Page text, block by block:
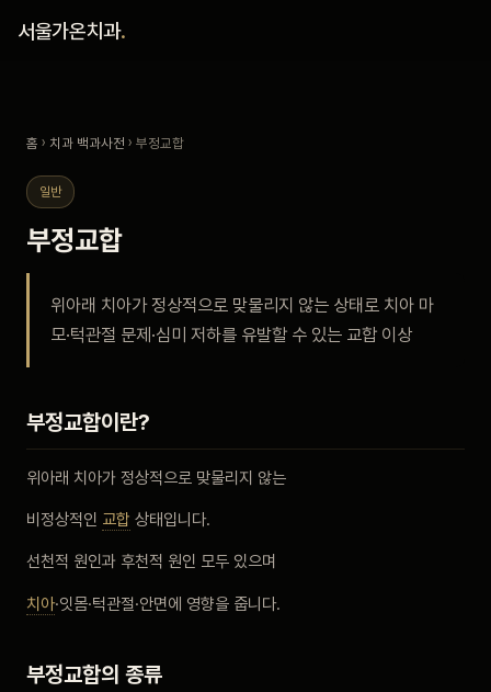
서울가온치과.
진료 안내
안내
비포 애프터
홈 › 치과 백과사전 › 부정교합
일반
부정교합
위아래 치아가 정상적으로 맞물리지 않는 상태로 치아 마
모·턱관절 문제·심미 저하를 유발할 수 있는 교합 이상
부정교합이란?
위아래 치아가 정상적으로 맞물리지 않는
비정상적인 교합 상태입니다.
선천적 원인과 후천적 원인 모두 있으며
치아·잇몸·턱관절·안면에 영향을 줍니다.
부정교합의 종류